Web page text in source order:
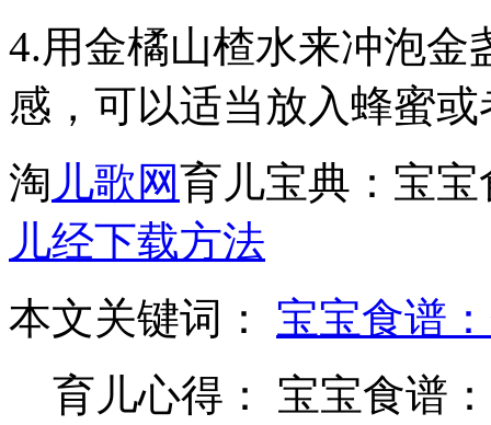
4.用金橘山楂水来冲泡金
感，可以适当放入蜂蜜
淘 儿歌网育儿宝典：宝
儿经下载方法
本文关键词： 宝宝食谱
育儿心得： 宝宝食谱